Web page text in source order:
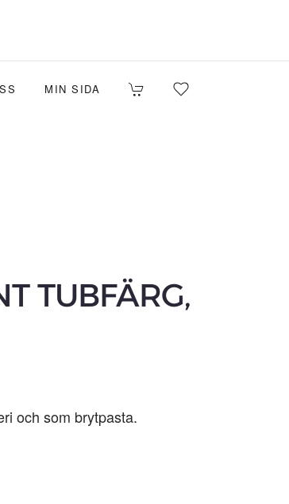
MIN SIDA
TUBFÄRG,
och som brytpasta.